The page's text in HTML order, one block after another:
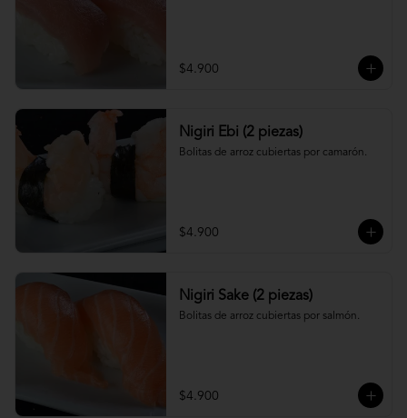
$4.900
Nigiri Ebi (2 piezas)
Bolitas de arroz cubiertas por camarón.
$4.900
Nigiri Sake (2 piezas)
Bolitas de arroz cubiertas por salmón.
$4.900